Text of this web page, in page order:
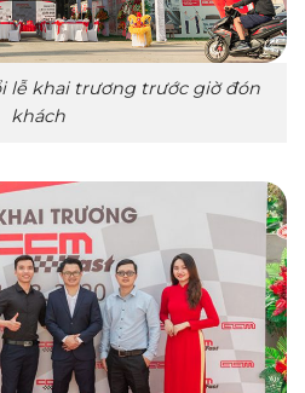
lễ khai trương trước giờ đón
khách